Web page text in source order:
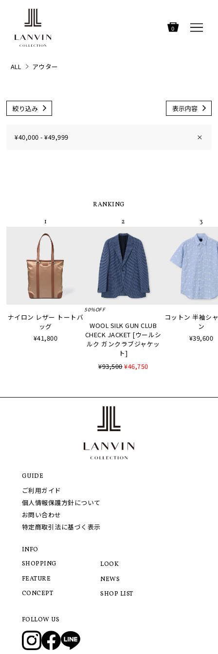
0
ALL アウター
絞り込み 表示内容
¥40,000 - ¥49,999 ×
RANKING
ナイロン レザー トートバ
ッグ
¥41,800
50%OFF
WOOL SILK GUN CLUB
CHECK JACKET [ウールシ
ルク ガンクラブジャケッ
ト]
¥93,500¥46,750
コットン 半袖シ
ン
¥39,600
GUIDE
ご利用ガイド
個人情報保護方針について
お問い合わせ
特定商取引法に基づく表示
INFO
SHOPPING
FEATURE
CONCEPT
LOOK
NEWS
SHOP LIST
FOLLOW US